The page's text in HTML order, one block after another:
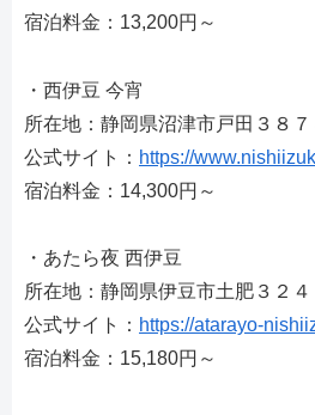
宿泊料金：13,200円～
・西伊豆 今宵
所在地：静岡県沼津市戸田３８７
公式サイト： https://
宿泊料金：14,300円～
・あたら夜 西伊豆
所在地：静岡県伊豆市土肥３２
公式サイト： https://atarayo-
宿泊料金：15,180円～